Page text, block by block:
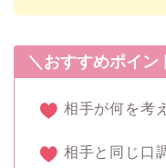
＼おすすめポイン
相手が何を考
相手と同じ口